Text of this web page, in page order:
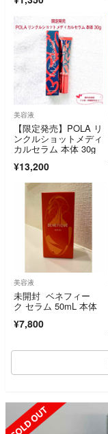
美容液
【限定発売】POLA リ
ンクルショットメディ
カルセラム 本体 30g
¥13,200
美容液
未開封 ベネフィー
ク セラム 50mL 本体
¥7,800